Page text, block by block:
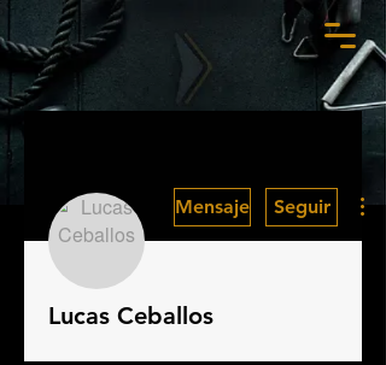
Mensaje Seguir
Lucas Ceballos